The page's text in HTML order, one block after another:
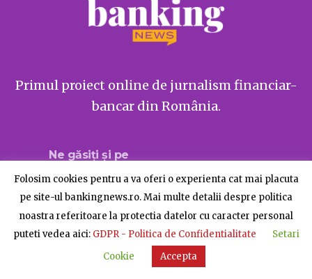
Primul proiect online de jurnalism financiar-
bancar din România.
Ne găsiți și pe
© BankingNews - Toate drepturile rezervate
Despre BankingNews Contact Publicitate
Folosim cookies pentru a va oferi o experienta cat mai placuta
pe site-ul bankingnews.ro. Mai multe detalii despre politica
noastra referitoare la protectia datelor cu caracter personal
puteti vedea aici: GDPR - Politica de Confidentialitate
Setari
Cookie
Accepta